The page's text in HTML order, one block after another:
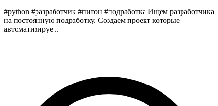
#python #разработчик #питон #подработка Ищем разработчика
на постоянную подработку. Создаем проект которые
автоматизируе...